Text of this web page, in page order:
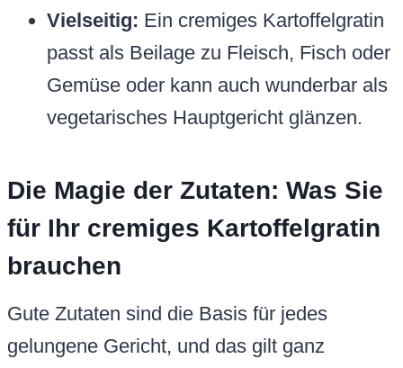
Vielseitig: Ein cremiges Kartoffelgratin
passt als Beilage zu Fleisch, Fisch oder
Gemüse oder kann auch wunderbar als
vegetarisches Hauptgericht glänzen.
Die Magie der Zutaten: Was Sie
für Ihr cremiges Kartoffelgratin
brauchen
Gute Zutaten sind die Basis für jedes
gelungene Gericht, und das gilt ganz